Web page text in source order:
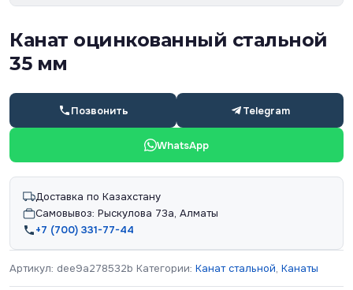
Канат оцинкованный стальной
35 мм
Позвонить Telegram
WhatsApp
Доставка по Казахстану
Самовывоз: Рыскулова 73а, Алматы
+7 (700) 331-77-44
Артикул: dee9a278532b Категории: Канат стальной, Канаты